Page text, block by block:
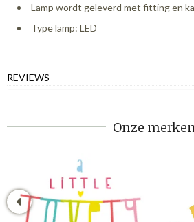
Lamp wordt geleverd met fitting en
Type lamp: LED
REVIEWS
Onze